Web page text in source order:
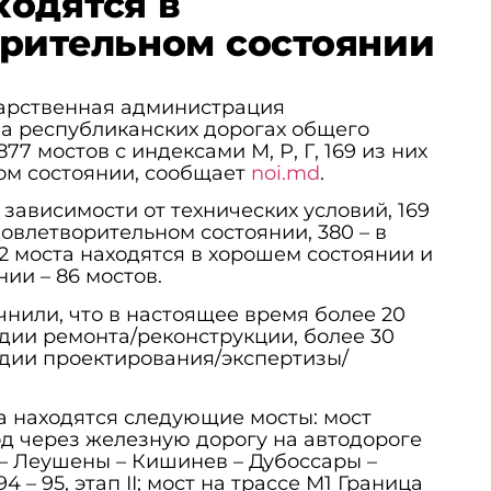
состоянии
администрация
республиканских дорогах общего
мостов с индексами М, Р, Г, 169 из них
состоянии, сообщает noi.md.
от технических условий, 169
состоянии, 380 – в
моста находятся в хорошем состоянии и
– 86 мостов.
что в настоящее время более 20
ремонта/реконструкции, более 30
проектирования/экспертизы/
находятся следующие мосты: мост
через железную дорогу на автодороге
Леушены – Кишинев – Дубоссары –
– 95, этап II; мост на трассе М1 Граница